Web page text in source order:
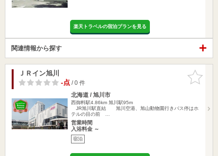
楽天トラベルの宿泊プランを見る
関連情報から探す
お気に入
りに追加
ＪＲイン旭川
-点/ 0 件
北海道 / 旭川市
西御料駅4.86km 旭川駅95m
JR旭川駅直結 旭川空港、旭山動物園行きバス停はホ
テルの目の前 …
営業時間
入浴料金 ～
宿泊